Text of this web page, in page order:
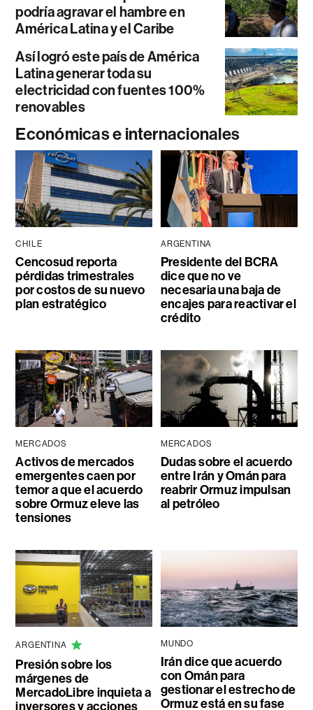
podría agravar el hambre en
América Latina y el Caribe
Así logró este país de América
Latina generar toda su
electricidad con fuentes 100%
renovables
Económicas e internacionales
CHILE
Cencosud reporta
pérdidas trimestrales
por costos de su nuevo
plan estratégico
ARGENTINA
Presidente del BCRA
dice que no ve
necesaria una baja de
encajes para reactivar el
crédito
MERCADOS
Activos de mercados
emergentes caen por
temor a que el acuerdo
sobre Ormuz eleve las
tensiones
MERCADOS
Dudas sobre el acuerdo
entre Irán y Omán para
reabrir Ormuz impulsan
al petróleo
ARGENTINA
Presión sobre los
márgenes de
MercadoLibre inquieta a
inversores y acciones
MUNDO
Irán dice que acuerdo
con Omán para
gestionar el estrecho de
Ormuz está en su fase